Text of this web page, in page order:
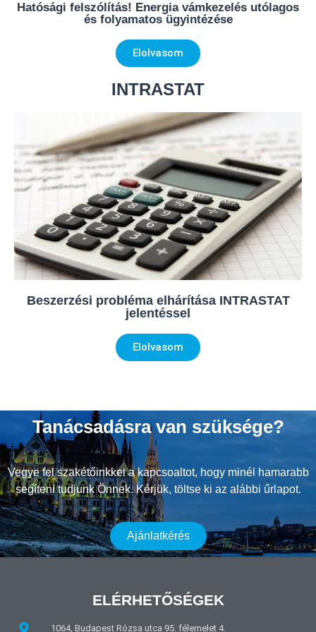
Hatósági felszólítás! Energia vámkezelés utólagos
és folyamatos ügyintézése
Elolvasom
INTRASTAT
Beszerzési probléma elhárítása INTRASTAT
jelentéssel
Elolvasom
Tanácsadásra van szüksége?
Vegye fel szakétőinkkel a kapcsoaltot, hogy minél hamarabb
segíteni tudjunk Önnek. Kérjük, töltse ki az alábbi űrlapot.
Ajánlatkérés
ELÉRHETŐSÉGEK
1064, Budapest Rózsa utca 95. félemelet 4.